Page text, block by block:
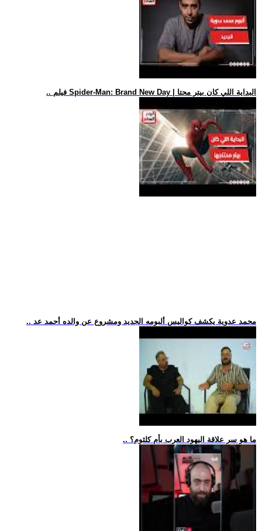
.. فيلم Spider-Man: Brand New Day | البداية اللي كان بيتر محتا
.. محمد عدوية يكشف كواليس ألبومه الجديد ومشروع عن والده أحمد عد
.. ما هو سر علاقة اليهود العرب بأم كلثوم؟